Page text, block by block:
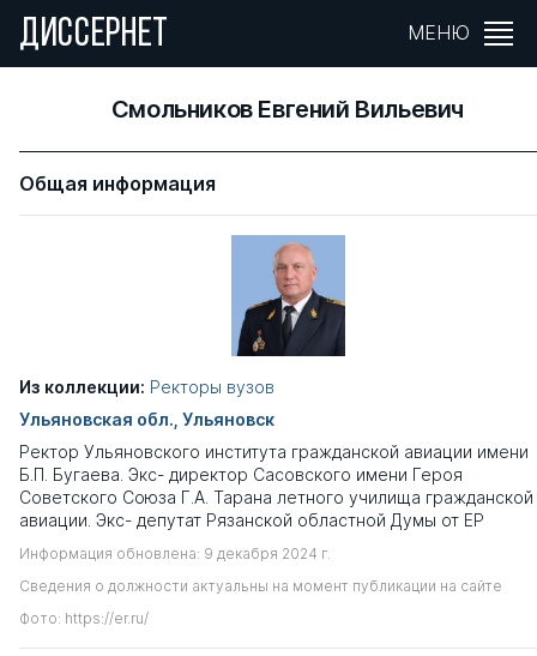
ДИССЕРНЕТ МЕНЮ
Смольников Евгений Вильевич
Общая информация
Из коллекции: Ректоры вузов
Ульяновская обл., Ульяновск
Ректор Ульяновского института гражданской авиации имени
Б.П. Бугаева. Экс- директор Сасовского имени Героя
Советского Союза Г.А. Тарана летного училища гражданской
авиации. Экс- депутат Рязанской областной Думы от ЕР
Информация обновлена: 9 декабря 2024 г.
Сведения о должности актуальны на момент публикации на сайте
Фото: https://er.ru/